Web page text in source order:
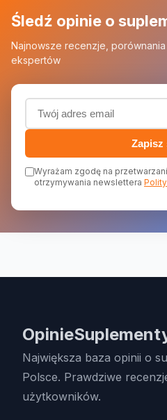
Śledź opinie o
Najnowsze recenzje,
ekspertów
Adres email (wymagany)
Zapisz
Wyrażam zgodę na
otrzymywania newslettera
Największa baza opinii o
Polsce. Prawdziwe
użytkowników.